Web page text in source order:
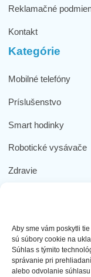
Aby sme vám poskytli
sú súbory cookie na
Súhlas s týmito
správanie pri
alebo odvolanie
Reklamačné
Kontakt
Kategórie
Mobilné telefóny
Príslušenstvo
Smart hodinky
Robotické vysávače
Zdravie
Dôležité
Obchodné podmienky